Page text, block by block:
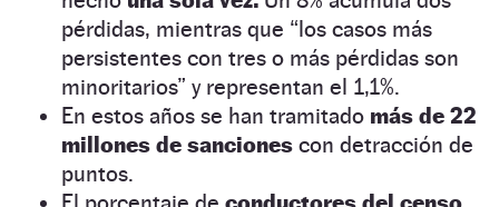
pérdidas, mientras que “los casos más
persistentes con tres o más pérdidas son
minoritarios” y representan el 1,1%.
En estos años se han tramitado más de 22
millones de sanciones con detracción de
puntos.